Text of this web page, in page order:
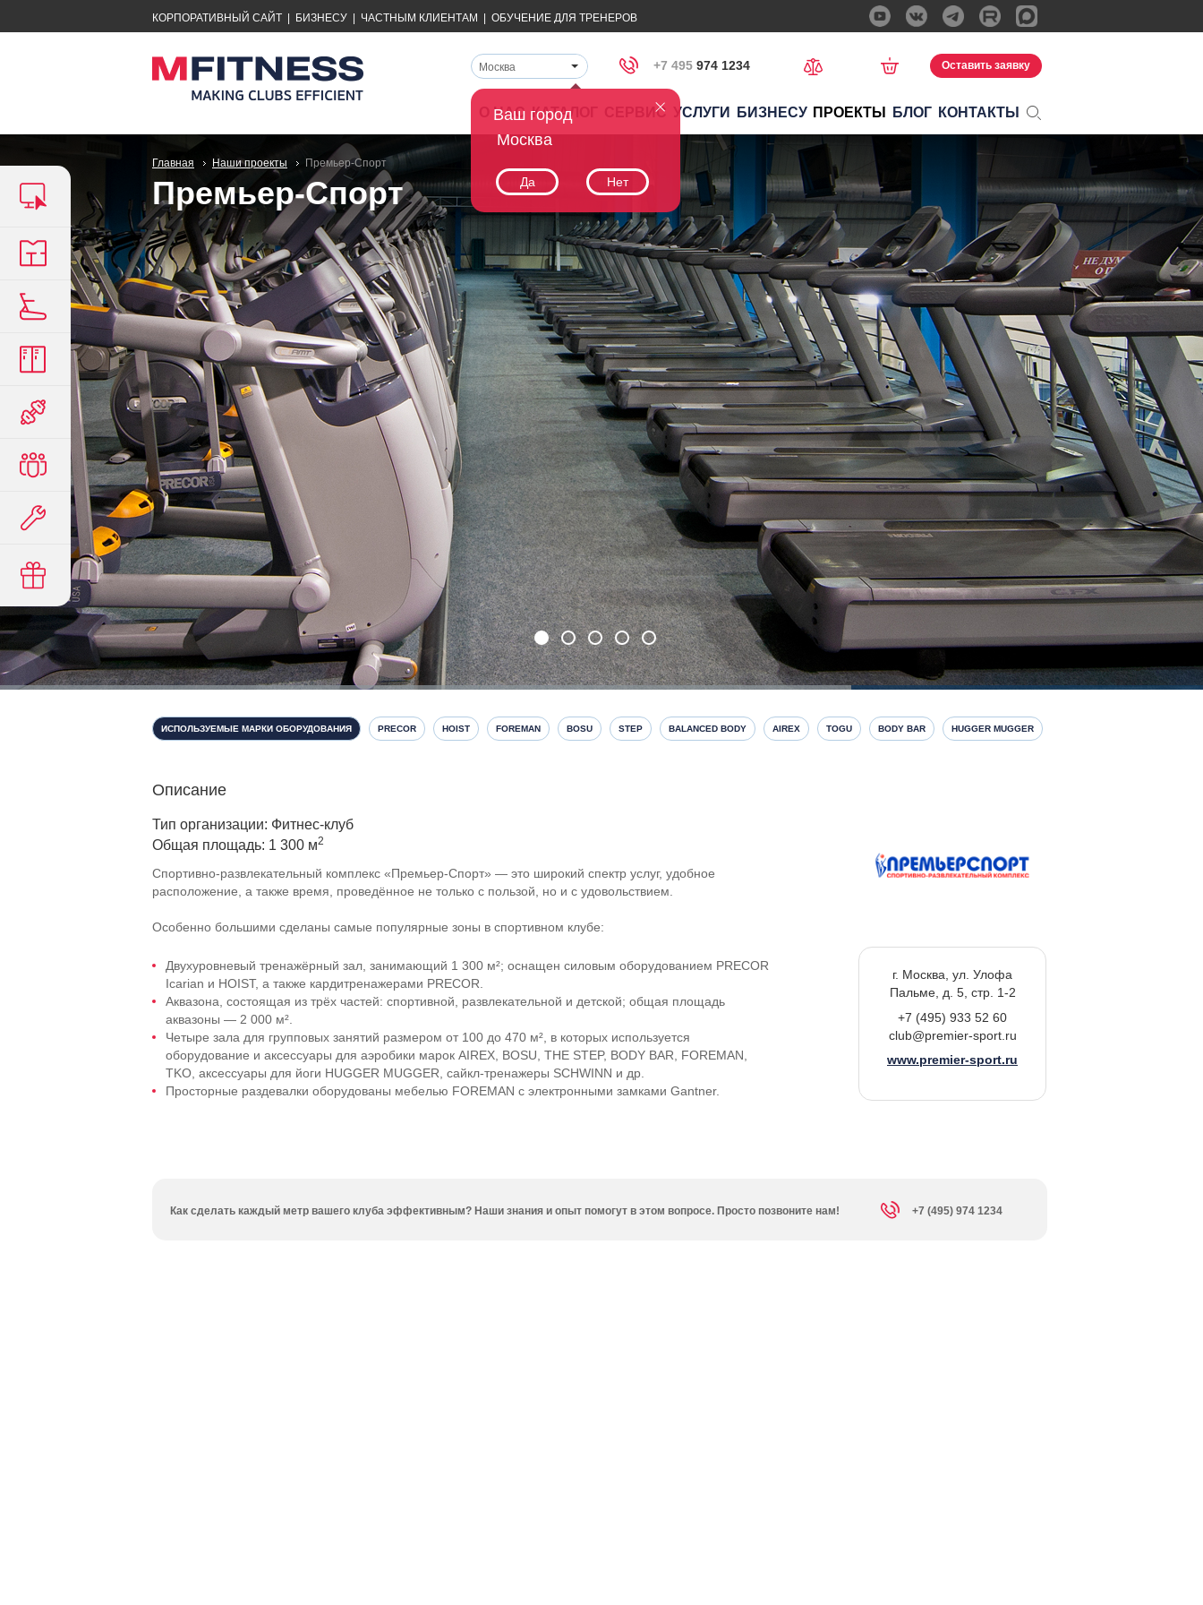
КОРПОРАТИВНЫЙ САЙТ БИЗНЕСУ ЧАСТНЫМ КЛИЕНТАМ ОБУЧЕНИЕ ДЛЯ ТРЕНЕРОВ
Ваш город
Москва
Да Нет
Москва +7 495 974 1234 Оставить заявку
О НАС КАТАЛОГ СЕРВИС УСЛУГИ БИЗНЕСУ ПРОЕКТЫ БЛОГ КОНТАКТЫ
Главная Наши проекты Премьер-Спорт
Премьер-Спорт
ИСПОЛЬЗУЕМЫЕ МАРКИ ОБОРУДОВАНИЯ PRECOR HOIST FOREMAN BOSU STEP BALANCED BODY AIREX TOGU BODY BAR HUGGER MUGGER
Описание
Тип организации: Фитнес-клуб
Общая площадь: 1 300 м2
Спортивно-развлекательный комплекс «Премьер-Спорт» — это широкий спектр услуг, удобное
расположение, а также время, проведённое не только с пользой, но и с удовольствием.
Особенно большими сделаны самые популярные зоны в спортивном клубе:
Двухуровневый тренажёрный зал, занимающий 1 300 м²; оснащен силовым оборудованием PRECOR
Icarian и HOIST, а также кардитренажерами PRECOR.
Аквазона, состоящая из трёх частей: спортивной, развлекательной и детской; общая площадь
аквазоны — 2 000 м².
Четыре зала для групповых занятий размером от 100 до 470 м², в которых используется
оборудование и аксессуары для аэробики марок AIREX, BOSU, THE STEP, BODY BAR, FOREMAN,
TKO, аксессуары для йоги HUGGER MUGGER, сайкл-тренажеры SCHWINN и др.
Просторные раздевалки оборудованы мебелью FOREMAN с электронными замками Gantner.
г. Москва, ул. Улофа
Пальме, д. 5, стр. 1-2
+7 (495) 933 52 60
club@premier-sport.ru
www.premier-sport.ru
Как сделать каждый метр вашего клуба эффективным? Наши знания и опыт помогут в этом вопросе. Просто позвоните нам! +7 (495) 974 1234